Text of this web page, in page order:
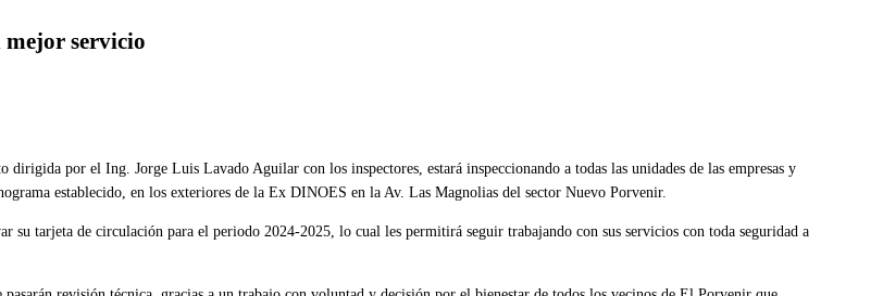
servicio
por el Ing. Jorge Luis Lavado Aguilar con los inspectores, estará inspeccionando a todas las unidades de las empresas y
establecido, en los exteriores de la Ex DINOES en la Av. Las Magnolias del sector Nuevo Porvenir.
su tarjeta de circulación para el periodo 2024-2025, lo cual les permitirá seguir trabajando con sus servicios con toda seguridad a